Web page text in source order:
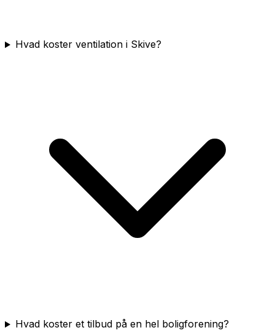
Hvad koster ventilation i Skive?
Hvad koster et tilbud på en hel boligforening?